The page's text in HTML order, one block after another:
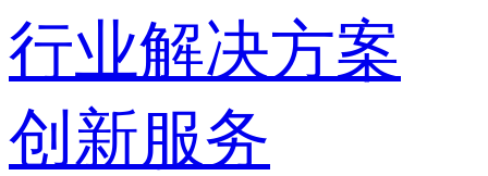
行业解决方案
创新服务